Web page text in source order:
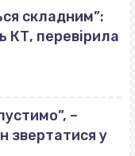
складним”:
КТ, перевірила
–
звертатися у